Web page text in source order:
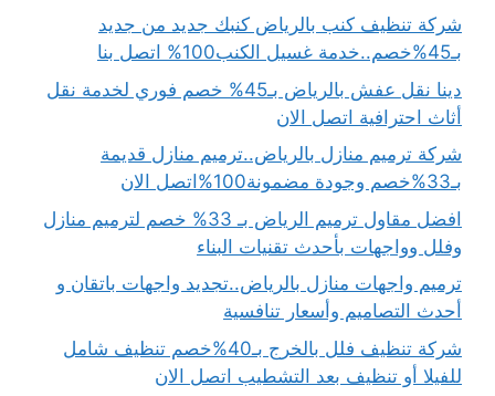
شركة تنظيف كنب بالرياض كنبك جديد من جديد
بـ45%خصم..خدمة غسيل الكنب100% اتصل بنا
دينا نقل عفش بالرياض بـ45% خصم فوري لخدمة نقل
أثاث احترافية اتصل الان
شركة ترميم منازل بالرياض..ترميم منازل قديمة
بـ33%خصم وجودة مضمونة100%اتصل الان
افضل مقاول ترميم الرياض بـ 33% خصم لترميم منازل
وفلل وواجهات بأحدث تقنيات البناء
ترميم واجهات منازل بالرياض..تجديد واجهات باتقان و
أحدث التصاميم وأسعار تنافسية
شركة تنظيف فلل بالخرج بـ40%خصم تنظيف شامل
للفيلا أو تنظيف بعد التشطيب اتصل الان